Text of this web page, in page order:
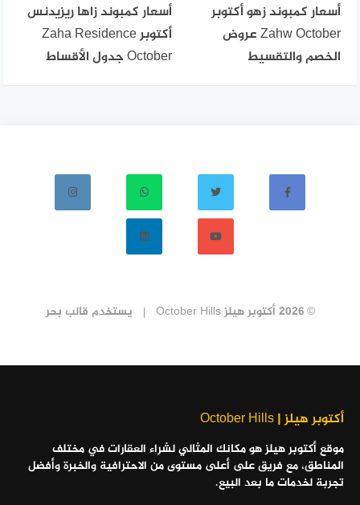
أسعار كمبوند زهو أكتوبر
Zahw October عروض
الخصم والتقسيط
أسعار كمبوند زاها ريزيدنس
أكتوبر Zaha Residence
October جدول الأقساط
© 2026 أكتوبر هيلز October Hills يستخدم قالب بحر
أكتوبر هيلز | October Hills
موقع أكتوبر هيلز هو مكانك المثالي لشراء العقارات في مختلف
المناطق، مع فريق على أعلى مستوى من الاحترافية والخبرة وأفضل
تجربة لخدمات ما بعد البيع.